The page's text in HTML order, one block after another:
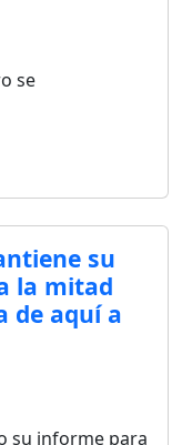
se
su
la mitad
de aquí a
su informe para